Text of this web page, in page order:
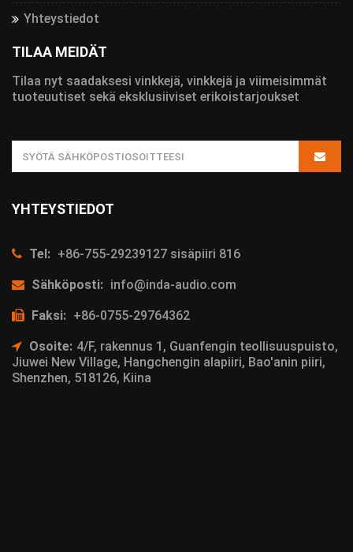
Yhteystiedot
TILAA MEIDÄT
Tilaa nyt saadaksesi vinkkejä, vinkkejä ja viimeisimmät
tuoteuutiset sekä eksklusiiviset erikoistarjoukset
YHTEYSTIEDOT
Tel: +86-755-29239127 sisäpiiri 816
Sähköposti: info@inda-audio.com
Faksi: +86-0755-29764362
Osoite: 4/F, rakennus 1, Guanfengin teollisuuspuisto,
Jiuwei New Village, Hangchengin alapiiri, Bao'anin piiri,
Shenzhen, 518126, Kiina